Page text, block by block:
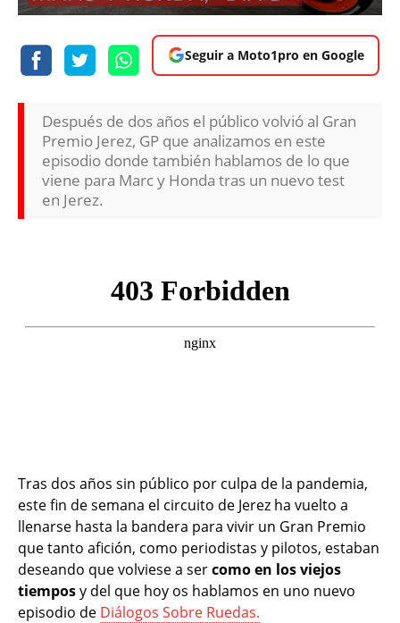
Seguir a Moto1pro en Google
Después de dos años el público volvió al Gran
Premio Jerez, GP que analizamos en este
episodio donde también hablamos de lo que
viene para Marc y Honda tras un nuevo test
en Jerez.
Tras dos años sin público por culpa de la pandemia,
este fin de semana el circuito de Jerez ha vuelto a
llenarse hasta la bandera para vivir un Gran Premio
que tanto afición, como periodistas y pilotos, estaban
deseando que volviese a sercomo en los viejos
tiemposy del que hoy os hablamos en uno nuevo
episodio de Diálogos Sobre Ruedas.